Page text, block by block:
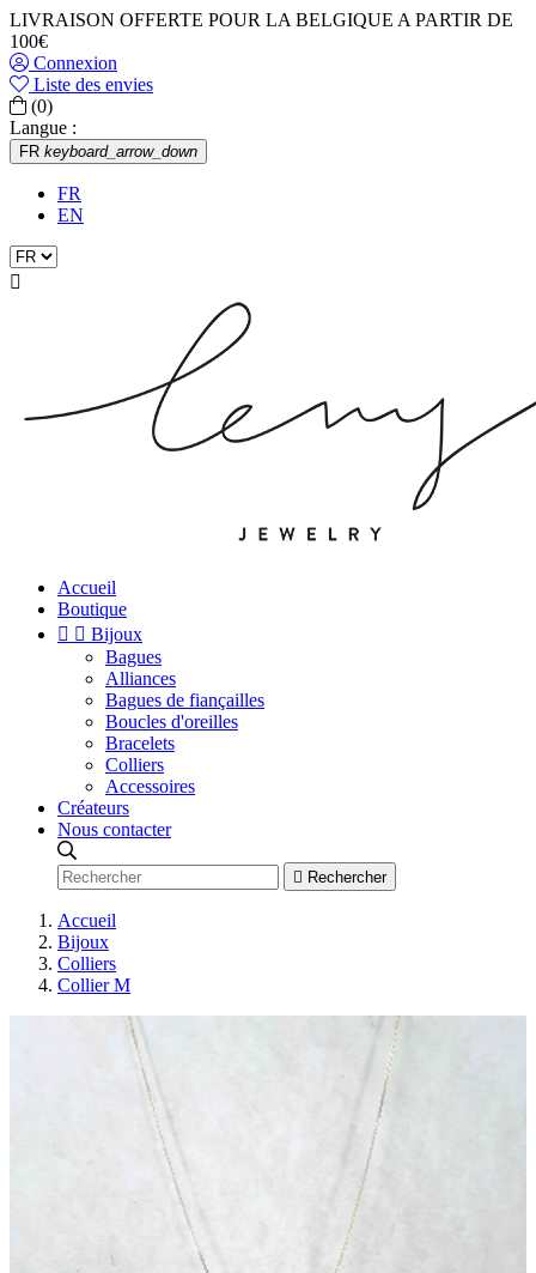
LIVRAISON OFFERTE POUR LA BELGIQUE A PARTIR DE
100€
Connexion
Liste des envies
(0)
Langue :
FR keyboard_arrow_down
FR
EN

Accueil
Boutique
  Bijoux
Bagues
Alliances
Bagues de fiançailles
Boucles d'oreilles
Bracelets
Colliers
Accessoires
Créateurs
Nous contacter
 Rechercher
Accueil
Bijoux
Colliers
Collier M